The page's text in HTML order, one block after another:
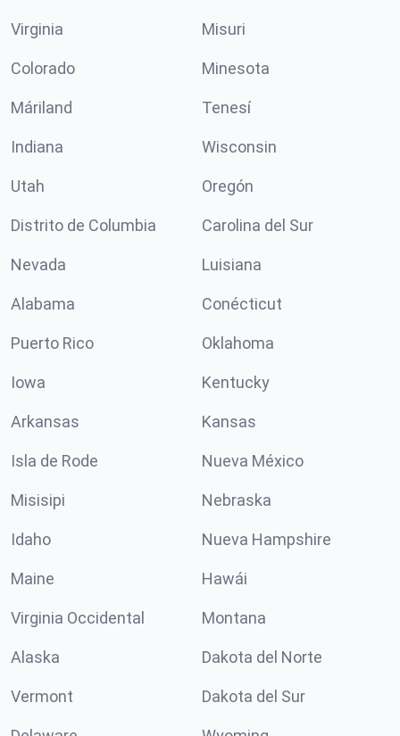
Virginia Misuri
Colorado Minesota
Máriland Tenesí
Indiana Wisconsin
Utah Oregón
Distrito de Columbia Carolina del Sur
Nevada Luisiana
Alabama Conécticut
Puerto Rico Oklahoma
Iowa Kentucky
Arkansas Kansas
Isla de Rode Nueva México
Misisipi Nebraska
Idaho Nueva Hampshire
Maine Hawái
Virginia Occidental Montana
Alaska Dakota del Norte
Vermont Dakota del Sur